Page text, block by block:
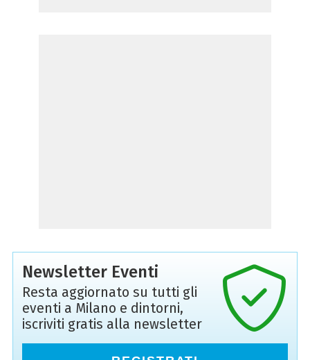
Newsletter Eventi
Resta aggiornato su tutti gli
eventi a Milano e dintorni,
iscriviti gratis alla newsletter